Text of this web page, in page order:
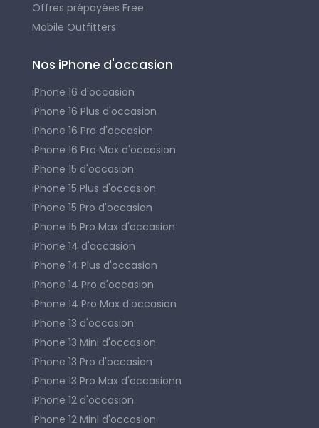
Offres prépayées Free
Mobile Outfitters
Nos iPhone d'occasion
iPhone 16 d'occasion
iPhone 16 Plus d'occasion
iPhone 16 Pro d'occasion
iPhone 16 Pro Max d'occasion
iPhone 15 d'occasion
iPhone 15 Plus d'occasion
iPhone 15 Pro d'occasion
iPhone 15 Pro Max d'occasion
iPhone 14 d'occasion
iPhone 14 Plus d'occasion
iPhone 14 Pro d'occasion
iPhone 14 Pro Max d'occasion
iPhone 13 d'occasion
iPhone 13 Mini d'occasion
iPhone 13 Pro d'occasion
iPhone 13 Pro Max d'occasionn
iPhone 12 d'occasion
iPhone 12 Mini d'occasion